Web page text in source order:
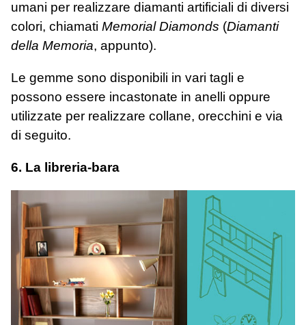
umani per realizzare diamanti artificiali di diversi
colori, chiamati Memorial Diamonds (Diamanti
della Memoria, appunto).
Le gemme sono disponibili in vari tagli e
possono essere incastonate in anelli oppure
utilizzate per realizzare collane, orecchini e via
di seguito.
6. La libreria-bara